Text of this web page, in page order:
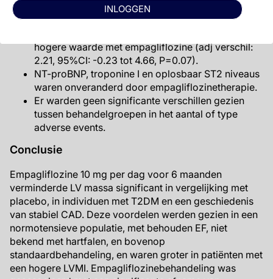
INLOGGEN
-1.20, 95%CI; -3.77 tot 1.37, P=0.36) en LVEDVI
(adj verschil: -1.16, 95%CI: -4.99 tot 2.66, P=0.55).
hogere waarde met empagliflozine (adj verschil:
2.21, 95%CI: -0.23 tot 4.66, P=0.07).
NT-proBNP, troponine I en oplosbaar ST2 niveaus
waren onveranderd door empagliflozinetherapie.
Er warden geen significante verschillen gezien
tussen behandelgroepen in het aantal of type
adverse events.
Conclusie
Empagliflozine 10 mg per dag voor 6 maanden
verminderde LV massa significant in vergelijking met
placebo, in individuen met T2DM en een geschiedenis
van stabiel CAD. Deze voordelen werden gezien in een
normotensieve populatie, met behouden EF, niet
bekend met hartfalen, en bovenop
standaardbehandeling, en waren groter in patiënten met
een hogere LVMI. Empagliflozinebehandeling was